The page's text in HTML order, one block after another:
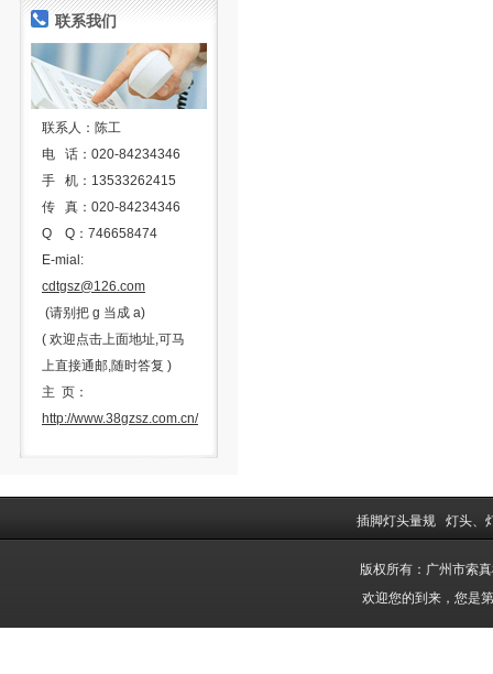
联系我们
联系人：陈工
电 话：020-84234346
手 机：13533262415
传 真：020-84234346
Q Q：746658474
E-mial:
cdtgsz@126.com
(请别把 g 当成 a)
( 欢迎点击上面地址,可马
上直接通邮,随时答复 )
主 页：
http://www.38gzsz.com.cn/
插脚灯头量规 灯头、
版权所有：广州市索
欢迎您的到来，您是第